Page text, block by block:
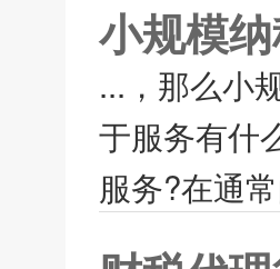
小规模
...，那么小
于服务有什
服务?在通